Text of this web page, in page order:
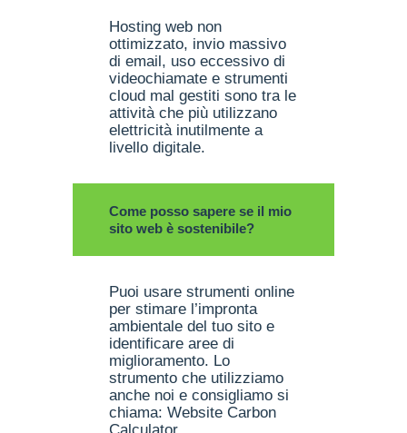
Hosting web non
ottimizzato, invio massivo
di email, uso eccessivo di
videochiamate e strumenti
cloud mal gestiti sono tra le
attività che più utilizzano
elettricità inutilmente a
livello digitale.
Come posso sapere se il mio
sito web è sostenibile?
Puoi usare strumenti online
per stimare l’impronta
ambientale del tuo sito e
identificare aree di
miglioramento. Lo
strumento che utilizziamo
anche noi e consigliamo si
chiama: Website Carbon